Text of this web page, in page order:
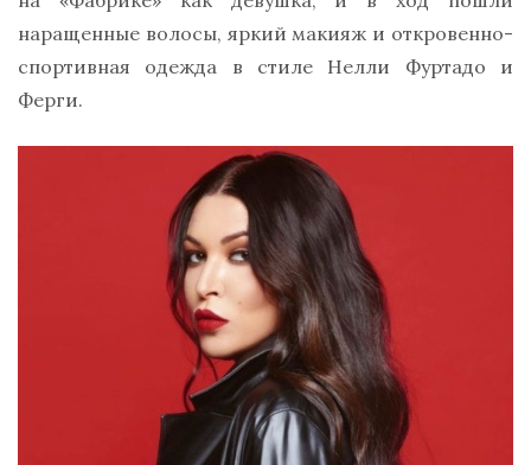
наращенные волосы, яркий макияж и откровенно-
спортивная одежда в стиле Нелли Фуртадо и
Ферги.